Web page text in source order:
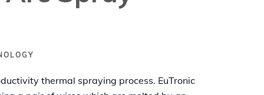
thermal spraying process. EuTronic